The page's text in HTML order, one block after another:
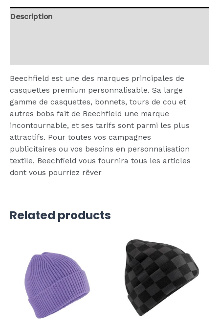
Description
Beechfield est une des marques principales de
casquettes premium personnalisable. Sa large
gamme de casquettes, bonnets, tours de cou et
autres bobs fait de Beechfield une marque
incontournable, et ses tarifs sont parmi les plus
attractifs. Pour toutes vos campagnes
publicitaires ou vos besoins en personnalisation
textile, Beechfield vous fournira tous les articles
dont vous pourriez rêver
Related products